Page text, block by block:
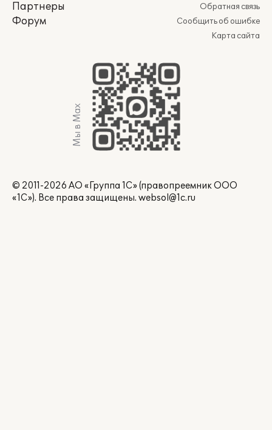
Партнеры
Форум
Обратная связь
Сообщить об ошибке
Карта сайта
Мы в Max
© 2011-2026 АО «Группа 1С» (правопреемник ООО
«1С»). Все права защищены. websol@1c.ru